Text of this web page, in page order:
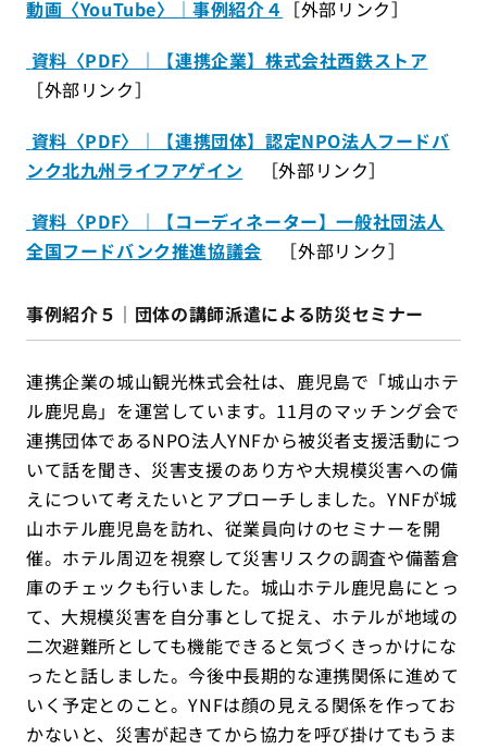
動画〈YouTube〉｜事例紹介４ ［外部リンク］
資料〈PDF〉｜【連携企業】株式会社西鉄ストア
［外部リンク］
資料〈PDF〉｜【連携団体】認定NPO法人フードバ
ンク北九州ライフアゲイン ［外部リンク］
資料〈PDF〉｜【コーディネーター】一般社団法人
全国フードバンク推進協議会 ［外部リンク］
事例紹介５｜団体の講師派遣による防災セミナー
連携企業の城山観光株式会社は、鹿児島で「城山ホテ
ル鹿児島」を運営しています。11月のマッチング会で
連携団体であるNPO法人YNFから被災者支援活動につ
いて話を聞き、災害支援のあり方や大規模災害への備
えについて考えたいとアプローチしました。YNFが城
山ホテル鹿児島を訪れ、従業員向けのセミナーを開
催。ホテル周辺を視察して災害リスクの調査や備蓄倉
庫のチェックも行いました。城山ホテル鹿児島にとっ
て、大規模災害を自分事として捉え、ホテルが地域の
二次避難所としても機能できると気づくきっかけにな
ったと話しました。今後中長期的な連携関係に進めて
いく予定とのこと。YNFは顔の見える関係を作ってお
かないと、災害が起きてから協力を呼び掛けてもうま